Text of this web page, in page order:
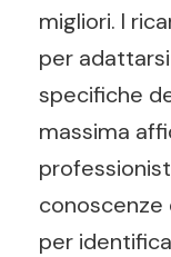
migliori. I
per
specifiche
massima
conoscenze
per